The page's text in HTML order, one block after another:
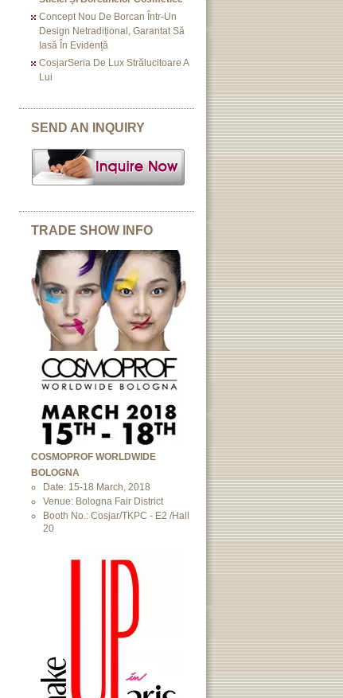
Concept Nou De Borcan Într-Un
Design Netradițional, Garantat Să
Iasă În Evidență
CosjarSeria De Lux Strălucitoare A
Lui
SEND AN INQUIRY
TRADE SHOW INFO
COSMOPROF WORLDWIDE
BOLOGNA
Date: 15-18 March, 2018
Venue: Bologna Fair District
Booth No.: Cosjar/TKPC - E2 /Hall
20